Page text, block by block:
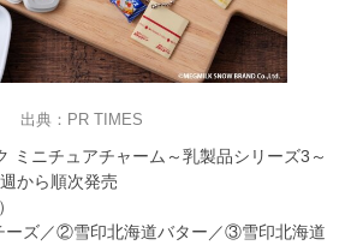
出典：PR TIMES
ミニチュアチャーム～乳製品シリーズ3～
から順次発売
ズ／②雪印北海道バター／③雪印北海道